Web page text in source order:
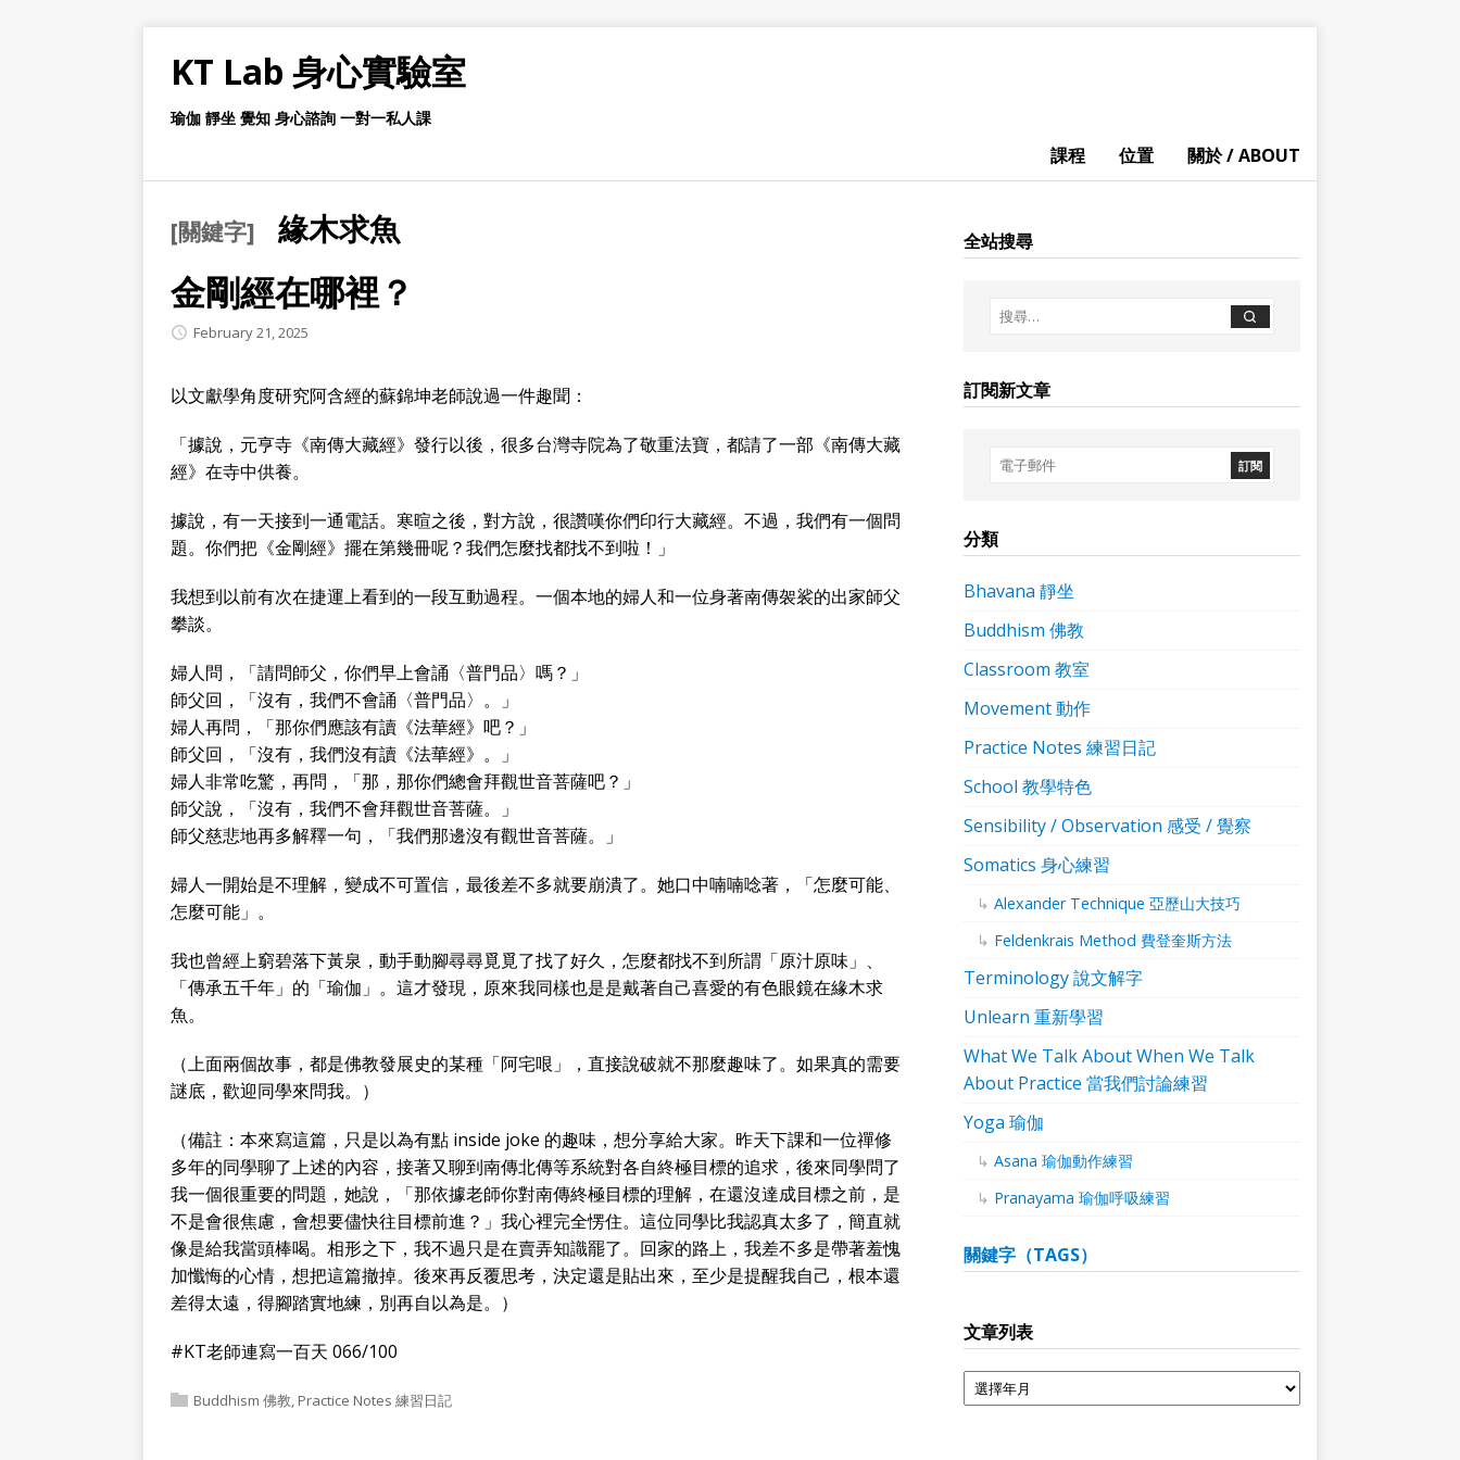
KT Lab 身心實驗室
瑜伽 靜坐 覺知 身心諮詢 一對一私人課
課程 位置 關於 / ABOUT
[關鍵字] 緣木求魚
金剛經在哪裡？
February 21, 2025
以文獻學角度研究阿含經的蘇錦坤老師說過一件趣聞：
「據說，元亨寺《南傳大藏經》發行以後，很多台灣寺院為了敬重法寶，都請了一部《南傳大藏
經》在寺中供養。
據說，有一天接到一通電話。寒暄之後，對方說，很讚嘆你們印行大藏經。不過，我們有一個問
題。你們把《金剛經》擺在第幾冊呢？我們怎麼找都找不到啦！」
我想到以前有次在捷運上看到的一段互動過程。一個本地的婦人和一位身著南傳袈裟的出家師父
攀談。
婦人問，「請問師父，你們早上會誦〈普門品〉嗎？」
師父回，「沒有，我們不會誦〈普門品〉。」
婦人再問，「那你們應該有讀《法華經》吧？」
師父回，「沒有，我們沒有讀《法華經》。」
婦人非常吃驚，再問，「那，那你們總會拜觀世音菩薩吧？」
師父說，「沒有，我們不會拜觀世音菩薩。」
師父慈悲地再多解釋一句，「我們那邊沒有觀世音菩薩。」
婦人一開始是不理解，變成不可置信，最後差不多就要崩潰了。她口中喃喃唸著，「怎麼可能、
怎麼可能」。
我也曾經上窮碧落下黃泉，動手動腳尋尋覓覓了找了好久，怎麼都找不到所謂「原汁原味」、
「傳承五千年」的「瑜伽」。這才發現，原來我同樣也是是戴著自己喜愛的有色眼鏡在緣木求
魚。
（上面兩個故事，都是佛教發展史的某種「阿宅哏」，直接說破就不那麼趣味了。如果真的需要
謎底，歡迎同學來問我。）
（備註：本來寫這篇，只是以為有點 inside joke 的趣味，想分享給大家。昨天下課和一位禪修
多年的同學聊了上述的內容，接著又聊到南傳北傳等系統對各自終極目標的追求，後來同學問了
我一個很重要的問題，她說，「那依據老師你對南傳終極目標的理解，在還沒達成目標之前，是
不是會很焦慮，會想要儘快往目標前進？」我心裡完全愣住。這位同學比我認真太多了，簡直就
像是給我當頭棒喝。相形之下，我不過只是在賣弄知識罷了。回家的路上，我差不多是帶著羞愧
加懺悔的心情，想把這篇撤掉。後來再反覆思考，決定還是貼出來，至少是提醒我自己，根本還
差得太遠，得腳踏實地練，別再自以為是。）
#KT老師連寫一百天 066/100
Buddhism 佛教 Practice Notes 練習日記
全站搜尋
訂閱新文章
分類
Bhavana 靜坐
Buddhism 佛教
Classroom 教室
Movement 動作
Practice Notes 練習日記
School 教學特色
Sensibility / Observation 感受 / 覺察
Somatics 身心練習
Alexander Technique 亞歷山大技巧
Feldenkrais Method 費登奎斯方法
Terminology 說文解字
Unlearn 重新學習
What We Talk About When We Talk
About Practice 當我們討論練習
Yoga 瑜伽
Asana 瑜伽動作練習
Pranayama 瑜伽呼吸練習
關鍵字（TAGS）
文章列表